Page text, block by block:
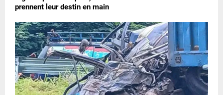
prennent leur destin en main